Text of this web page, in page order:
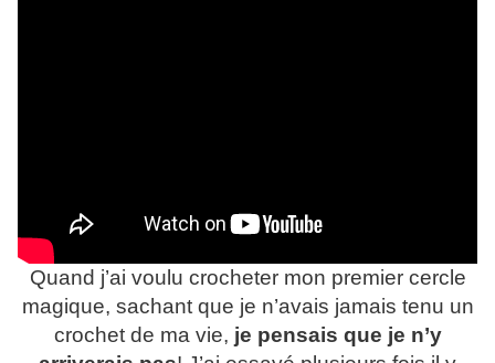
Quand j’ai voulu crocheter mon premier cercle
magique, sachant que je n’avais jamais tenu un
crochet de ma vie, je pensais que je n’y